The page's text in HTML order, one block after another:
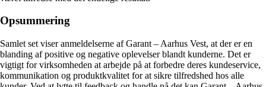
Opsummering
Samlet set viser anmeldelserne af Garant – Aarhus Vest, at der er en
blanding af positive og negative oplevelser blandt kunderne. Det er
vigtigt for virksomheden at arbejde på at forbedre deres kundeservice,
kommunikation og produktkvalitet for at sikre tilfredshed hos alle